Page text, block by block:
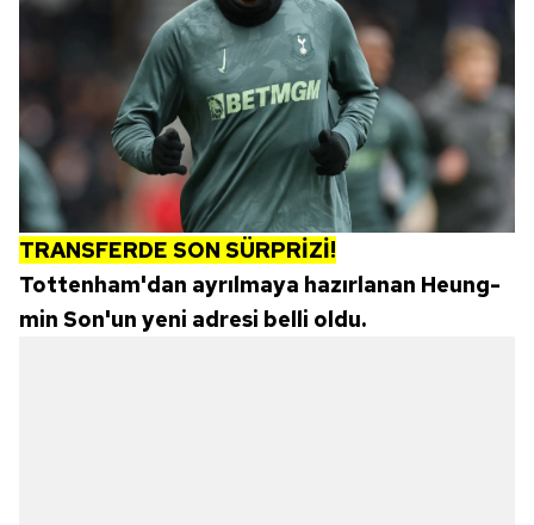
TRANSFERDE SON SÜRPRİZİ!
Tottenham'dan ayrılmaya hazırlanan Heung-
min Son'un yeni adresi belli oldu.